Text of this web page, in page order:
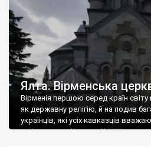
Ялта. Вірменська
Вірменія першою серед країн
як державну релігію, й на подив
українців, які усіх кавказців
є відданими вірянами Христа